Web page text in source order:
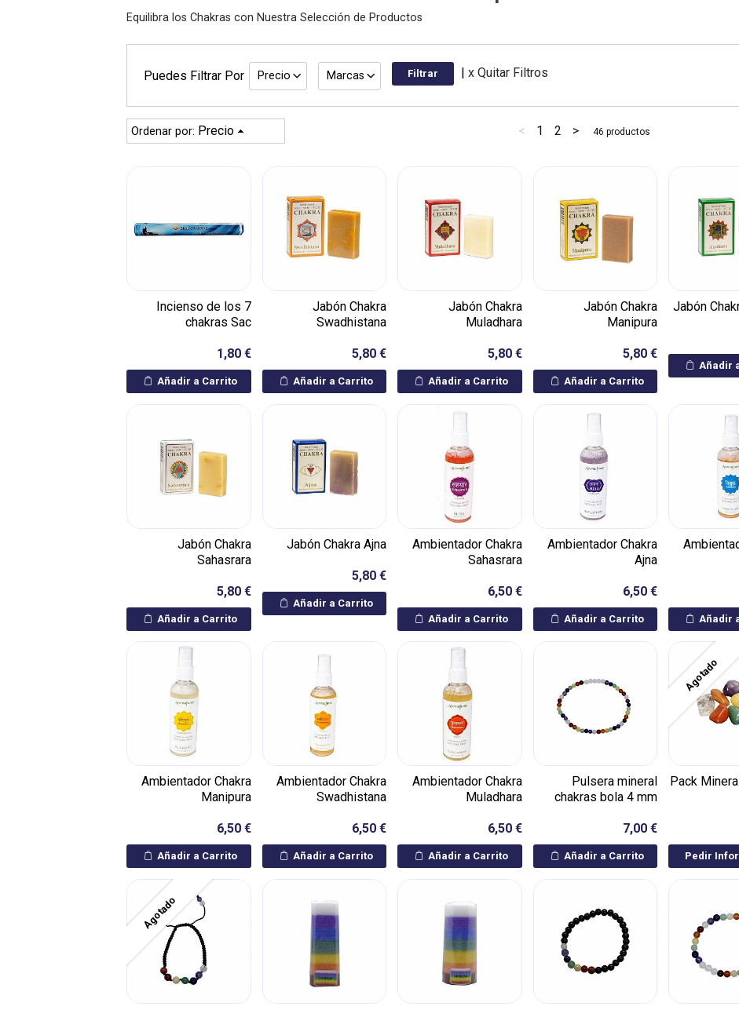
Equilibra los Chakras con Nuestra Selección de Productos
Puedes Filtrar Por Precio Marcas x Quitar Filtros
Ordenar por: Precio < 1 2 > 46 productos
Incienso de los 7
chakras Sac
1,80 €
Añadir a Carrito
Jabón Chakra
Swadhistana
5,80 €
Añadir a Carrito
Jabón Chakra
Muladhara
5,80 €
Añadir a Carrito
Jabón Chakra
Manipura
5,80 €
Añadir a Carrito
Jabón
Añadir
Jabón Chakra
Sahasrara
5,80 €
Añadir a Carrito
Jabón Chakra Ajna
5,80 €
Añadir a Carrito
Ambientador Chakra
Sahasrara
6,50 €
Añadir a Carrito
Ambientador Chakra
Ajna
6,50 €
Añadir a Carrito Añadir
Ambientador Chakra
Manipura
6,50 €
Añadir a Carrito
Ambientador Chakra
Swadhistana
6,50 €
Añadir a Carrito
Ambientador Chakra
Muladhara
6,50 €
Añadir a Carrito
Pulsera mineral
chakras bola 4 mm
7,00 €
Añadir a Carrito
Agotado
Pack
Pedir
Agotado